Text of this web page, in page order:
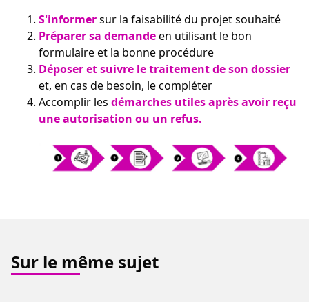
S'informersur la faisabilité du projet souhaité
Préparer sa demandeen utilisant le bon
formulaire et la bonne procédure
Déposer et suivre le traitement de son dossier
et, en cas de besoin, le compléter
Accomplir les démarches utiles après avoir reçu
une autorisation ou un refus.
Sur le même sujet